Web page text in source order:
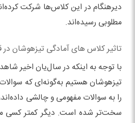
دیرهنگام در این کلاس‌ها شرکت
مطلوبی رسیده‌اند.
تاثیر کلاس‌ های آمادگی تیزهوشان در
با توجه به اینکه در سال‌یان اخیر
تیزهوشان هستیم به‌گونه‌ای که
را به سوالات مفهومی و چالشی
سخت‌تر شده است. دیگر کمتر کسی